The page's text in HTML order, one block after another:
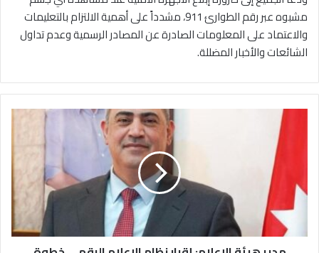
مشبوه عبر رقم الطوارئ 911، مشدداً على أهمية الالتزام بالتعليمات
والاعتماد على المعلومات الصادرة عن المصادر الرسمية وعدم تداول
الشائعات والأخبار المضللة.
ي
ا